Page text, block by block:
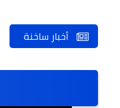
أخبار ساخنة